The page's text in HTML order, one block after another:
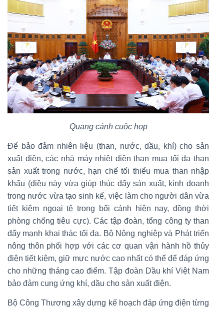
Quang cảnh cuộc họp
Để bảo đảm nhiên liệu (than, nước, dầu, khí) cho sản
xuất điện, các nhà máy nhiệt điện than mua tối đa than
sản xuất trong nước, hạn chế tối thiểu mua than nhập
khẩu (điều này vừa giúp thúc đẩy sản xuất, kinh doanh
trong nước vừa tạo sinh kế, việc làm cho người dân vừa
tiết kiệm ngoại tệ trong bối cảnh hiện nay, đồng thời
phòng chống tiêu cực). Các tập đoàn, tổng công ty than
đẩy mạnh khai thác tối đa. Bộ Nông nghiệp và Phát triển
nông thôn phối hợp với các cơ quan vận hành hồ thủy
điện tiết kiệm, giữ mực nước cao nhất có thể để đáp ứng
cho những tháng cao điểm. Tập đoàn Dầu khí Việt Nam
bảo đảm cung ứng khí, dầu cho sản xuất điện.
Bộ Công Thương xây dựng kế hoạch đáp ứng điện từng